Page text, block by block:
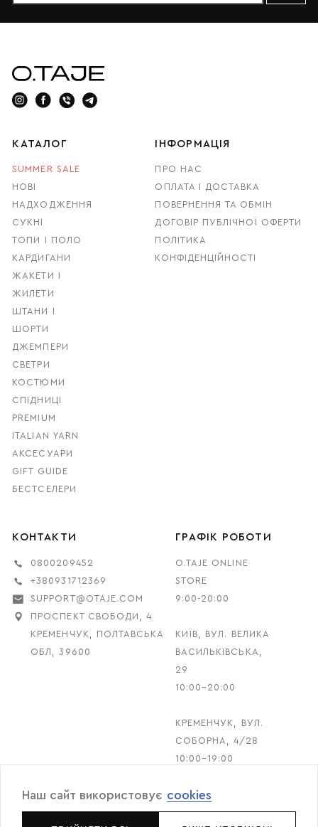
Наш сайт використовує cookies
КАТАЛОГ
SUMMER SALE
НОВІ
НАДХОДЖЕННЯ
СУКНІ
ТОПИ І ПОЛО
КАРДИГАНИ
ЖАКЕТИ І
ЖИЛЕТИ
ШТАНИ І
ШОРТИ
ДЖЕМПЕРИ
СВЕТРИ
КОСТЮМИ
СПІДНИЦІ
PREMIUM
ITALIAN YARN
АКСЕСУАРИ
GIFT GUIDE
БЕСТСЕЛЕРИ
ІНФОРМАЦІЯ
ПРО НАС
ОПЛАТА І ДОСТАВКА
ПОВЕРНЕННЯ ТА ОБМІН
ДОГОВІР ПУБЛІЧНОЇ ОФЕРТИ
ПОЛІТИКА
КОНФІДЕНЦІЙНОСТІ
КОНТАКТИ
0800209452
+380931712369
SUPPORT@OTAJE.COM
ПРОСПЕКТ СВОБОДИ, 4
КРЕМЕНЧУК, ПОЛТАВСЬКА
ОБЛ, 39600
ГРАФІК РОБОТИ
O.TAJE ONLINE
STORE
9:00-20:00
КИЇВ, ВУЛ. ВЕЛИКА
ВАСИЛЬКІВСЬКА,
29
10:00–20:00
КРЕМЕНЧУК, ВУЛ.
СОБОРНА, 4/28
10:00–19:00